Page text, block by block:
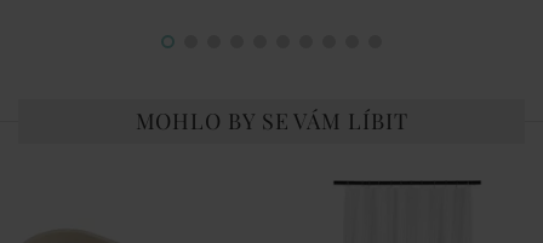
MOHLO BY SE VÁM LÍBIT